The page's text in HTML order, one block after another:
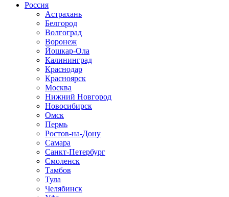
Россия
Астрахань
Белгород
Волгоград
Воронеж
Йошкар-Ола
Калининград
Краснодар
Красноярск
Москва
Нижний Новгород
Новосибирск
Омск
Пермь
Ростов-на-Дону
Самара
Санкт-Петербург
Смоленск
Тамбов
Тула
Челябинск